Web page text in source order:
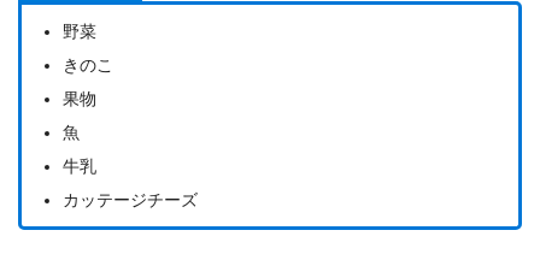
野菜
きのこ
果物
魚
牛乳
カッテージチーズ